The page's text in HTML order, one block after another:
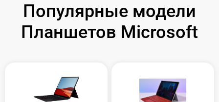
Популярные модели
Планшетов Microsoft